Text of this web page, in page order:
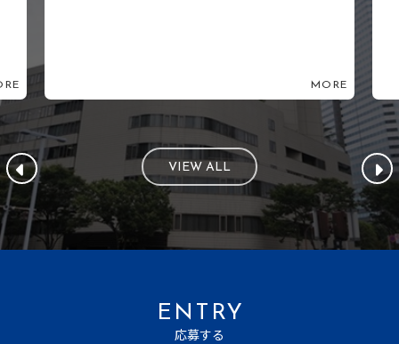
VIEW ALL
ENTRY
応募する